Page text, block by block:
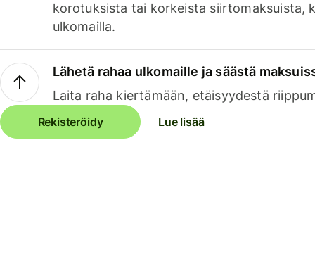
korotuksista tai korkeista siirtomaksuista,
ulkomailla.
Lähetä rahaa ulkomaille ja säästä
Laita raha kiertämään, etäisyydestä
Rekisteröidy Lue lisää